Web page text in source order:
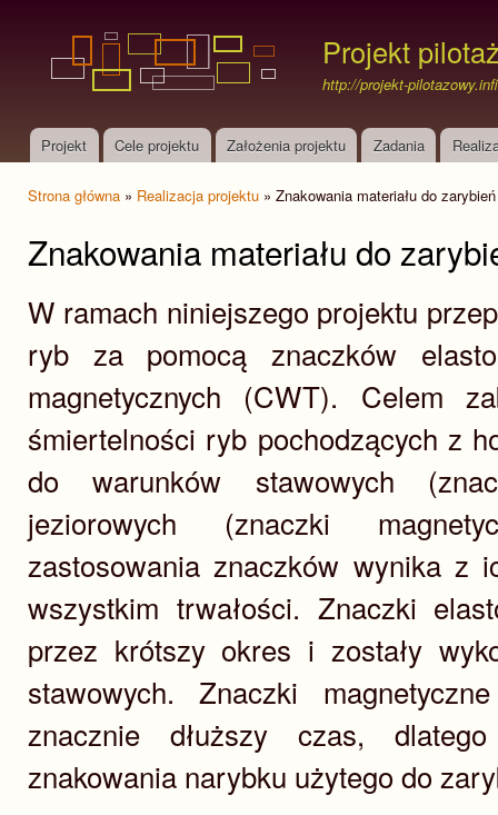
Projekt
http://projekt-
Menu główne
Projekt Cele projektu Założenia projektu Zadania
Strona główna » Realizacja projektu » Znakowania materiału do zarybień
Znakowania materiału do
W ramach niniejszego projektu
ryb za pomocą znaczków
magnetycznych (CWT). Celem
śmiertelności ryb pochodzących z
do warunków stawowych
jeziorowych (znaczki
zastosowania znaczków wynika z
wszystkim trwałości. Znaczki
przez krótszy okres i zostały
stawowych. Znaczki
znacznie dłuższy czas,
znakowania narybku użytego do